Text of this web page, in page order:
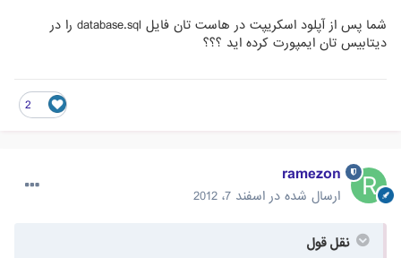
شما پس از آپلود اسکریپت در هاست تان فایل database.sql را در
دیتابیس تان ایمپورت کرده اید ؟؟؟
2
ramezon
ارسال شده در اسفند 7، 2012
نقل قول